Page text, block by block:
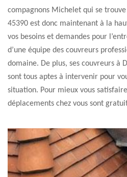
compagnons Michelet qui se
45390 est donc maintenant à la
vos besoins et demandes pour
d’une équipe des couvreurs
domaine. De plus, ses couvreurs à
sont tous aptes à intervenir pour
situation. Pour mieux vous
déplacements chez vous sont